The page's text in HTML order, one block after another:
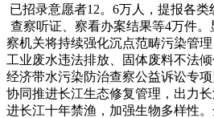
已招录意愿者12。6万人，提报各类
查察听证、察看办案结果等4万件。
察机关将持续强化沉点范畴污染管
工业废水违法排放、固体废料不法
经济带水污染防治查察公益诉讼专
协同推进长江生态修复管理，出力
进长江十年禁渔，加强生物多样性